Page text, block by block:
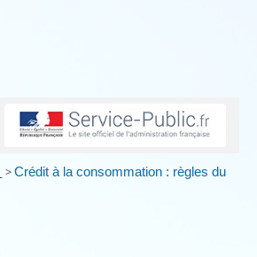
> Crédit à la consommation : règles du